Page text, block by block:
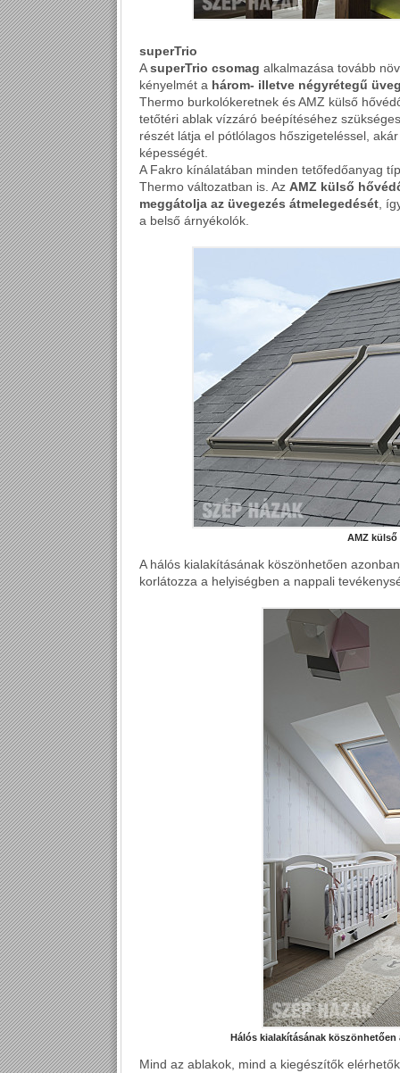
superTrio
AsuperTrio csomag alkalmazása tovább
kényelmét a három- illetve négyrétegű
Thermo burkolókeretnek és AMZ külső
tetőtéri ablak vízzáró beépítéséhez
részét látja el pótlólagos hőszigeteléssel,
képességét.
A Fakro kínálatában minden tetőfedőanyag
Thermo változatban is. Az AMZ külső
meggátolja az üvegezés átmelegedését ,
a belső árnyékolók.
AMZ
A hálós kialakításának köszönhetően
korlátozza a helyiségben a nappali
Hálós kialakításának
Mind az ablakok, mind a kiegészítők